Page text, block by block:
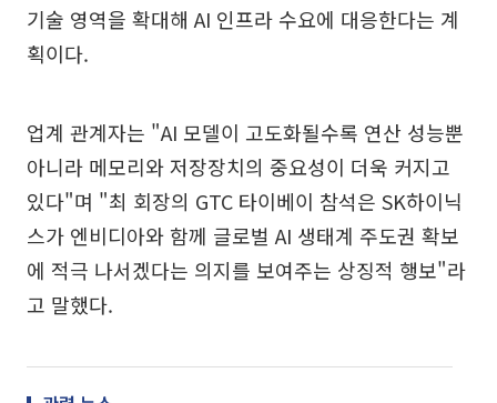
기술 영역을 확대해 AI 인프라 수요에 대응한다는 계
획이다.
업계 관계자는 "AI 모델이 고도화될수록 연산 성능뿐
아니라 메모리와 저장장치의 중요성이 더욱 커지고
있다"며 "최 회장의 GTC 타이베이 참석은 SK하이닉
스가 엔비디아와 함께 글로벌 AI 생태계 주도권 확보
에 적극 나서겠다는 의지를 보여주는 상징적 행보"라
고 말했다.